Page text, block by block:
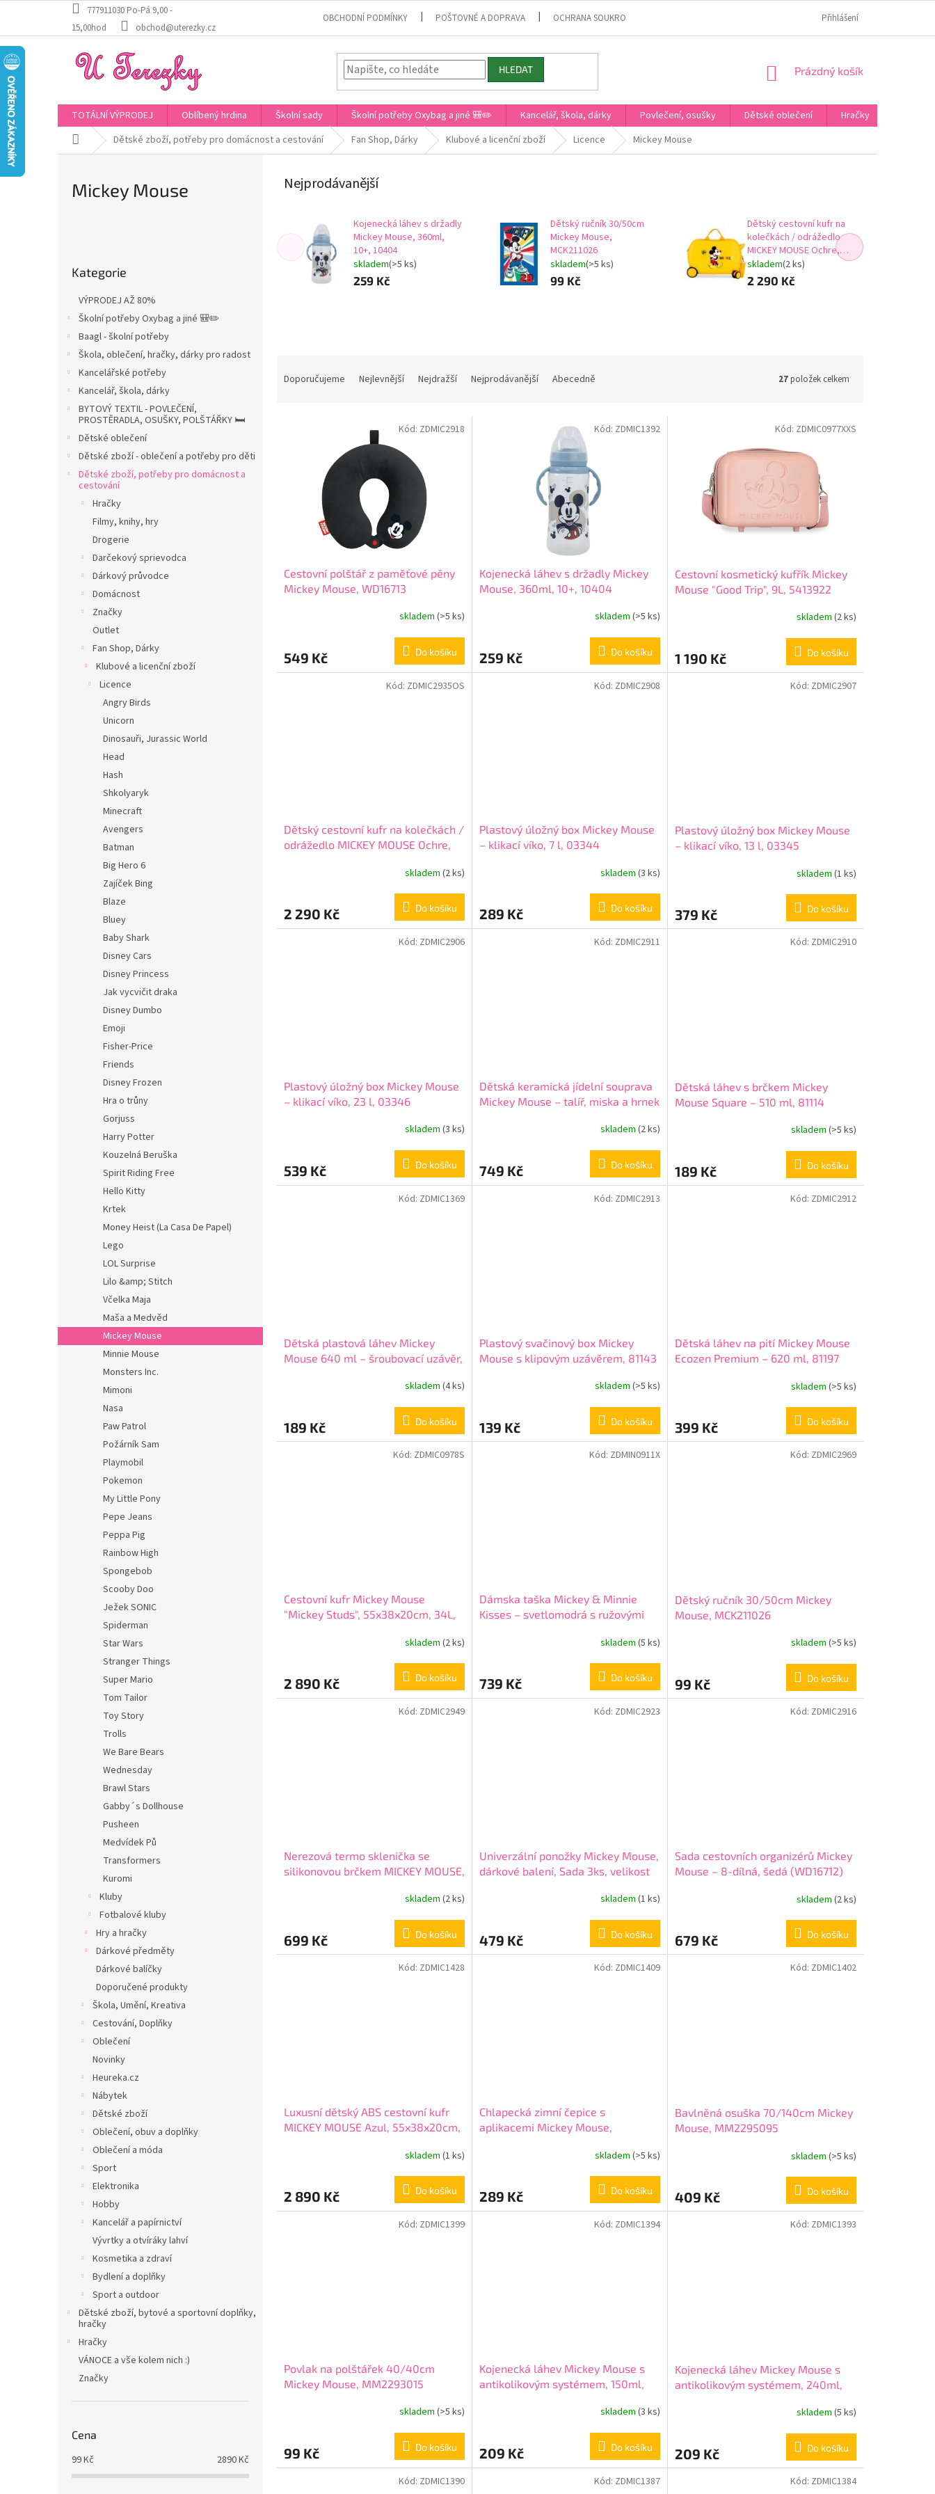
obsah
777911030 Po-Pá 9,00 -
15,00hod
obchod@uterezky.cz
OBCHODNÍ PODMÍNKY POŠTOVNÉ A DOPRAVA OCHRANA SOUKROMÍ HODNOCENÍ NA HEURÉCE
Přihlášení
HLEDAT
NÁKUPNÍ
Prázdný košík
TOTÁLNÍ VÝPRODEJ Oblíbený hrdina Školní sady Školní potřeby Oxybag a jiné 🎒✏️ Kancelář, škola, dárky Povlečení, osušky Dětské oblečení Hračky
Domů Dětské zboží, potřeby pro domácnost a cestování Fan Shop, Dárky Klubové a licenční zboží Licence Mickey Mouse
Mickey Mouse
kategorie
Kategorie
VÝPRODEJ AŽ 80%
Školní potřeby Oxybag a jiné 🎒✏️
Baagl - školní potřeby
Škola, oblečení, hračky, dárky pro radost
Kancelářské potřeby
Kancelář, škola, dárky
BYTOVÝ TEXTIL - POVLEČENÍ,
PROSTĚRADLA, OSUŠKY, POLŠTÁŘKY 🛏️
Dětské oblečení
Dětské zboží - oblečení a potřeby pro děti
Dětské zboží, potřeby pro domácnost a
cestování
Hračky
Filmy, knihy, hry
Drogerie
Darčekový sprievodca
Dárkový průvodce
Domácnost
Značky
Outlet
Fan Shop, Dárky
Klubové a licenční zboží
Licence
Angry Birds
Unicorn
Dinosauři, Jurassic World
Head
Hash
Shkolyaryk
Minecraft
Avengers
Batman
Big Hero 6
Zajíček Bing
Blaze
Bluey
Baby Shark
Disney Cars
Disney Princess
Jak vycvičit draka
Disney Dumbo
Emoji
Fisher-Price
Friends
Disney Frozen
Hra o trůny
Gorjuss
Harry Potter
Kouzelná Beruška
Spirit Riding Free
Hello Kitty
Krtek
Money Heist (La Casa De Papel)
Lego
LOL Surprise
Lilo &amp; Stitch
Včelka Maja
Maša a Medvěd
Mickey Mouse
Minnie Mouse
Monsters Inc.
Mimoni
Nasa
Paw Patrol
Požárník Sam
Playmobil
Pokemon
My Little Pony
Pepe Jeans
Peppa Pig
Rainbow High
Spongebob
Scooby Doo
Ježek SONIC
Spiderman
Star Wars
Stranger Things
Super Mario
Tom Tailor
Toy Story
Trolls
We Bare Bears
Wednesday
Brawl Stars
Gabby´s Dollhouse
Pusheen
Medvídek Pů
Transformers
Kuromi
Kluby
Fotbalové kluby
Hry a hračky
Dárkové předměty
Dárkové balíčky
Doporučené produkty
Škola, Umění, Kreativa
Cestování, Doplňky
Oblečení
Novinky
Heureka.cz
Nábytek
Dětské zboží
Oblečení, obuv a doplňky
Oblečení a móda
Sport
Elektronika
Hobby
Kancelář a papírnictví
Vývrtky a otvíráky lahví
Kosmetika a zdraví
Bydlení a doplňky
Sport a outdoor
Dětské zboží, bytové a sportovní doplňky,
hračky
Hračky
VÁNOCE a vše kolem nich :)
Značky
Cena
99Kč 2890Kč
Nejprodávanější
Kojenecká láhev s držadly
Mickey Mouse, 360ml,
10+, 10404
skladem(>5 ks)
259 Kč
Dětský ručník 30/50cm
Mickey Mouse,
MCK211026
skladem(>5 ks)
99 Kč
Dětský cestovní kufr na
kolečkách / odrážedlo
MICKEY MOUSE Ochre,
2921022
skladem(2 ks)
2 290 Kč
Doporučujeme Nejlevnější Nejdražší Nejprodávanější Abecedně 27položek celkem
Cestovní polštář z paměťové pěny
Mickey Mouse, WD16713
skladem (>5 ks)
549 Kč Do košíku
Kód: ZDMIC2918
Kojenecká láhev s držadly Mickey
Mouse, 360ml, 10+, 10404
skladem (>5 ks)
259 Kč Do košíku
Kód: ZDMIC1392
Cestovní kosmetický kufřík Mickey
Mouse "Good Trip", 9L, 5413922
skladem (2 ks)
1 190 Kč Do košíku
Kód: ZDMIC0977XXS
Dětský cestovní kufr na kolečkách /
odrážedlo MICKEY MOUSE Ochre,
skladem (2 ks)
2 290 Kč Do košíku
Kód: ZDMIC2935OS
Plastový úložný box Mickey Mouse
– klikací víko, 7 l, 03344
skladem (3 ks)
289 Kč Do košíku
Kód: ZDMIC2908
Plastový úložný box Mickey Mouse
– klikací víko, 13 l, 03345
skladem (1 ks)
379 Kč Do košíku
Kód: ZDMIC2907
Plastový úložný box Mickey Mouse
– klikací víko, 23 l, 03346
skladem (3 ks)
539 Kč Do košíku
Kód: ZDMIC2906
Dětská keramická jídelní souprava
Mickey Mouse – talíř, miska a hrnek
skladem (2 ks)
749 Kč Do košíku
Kód: ZDMIC2911
Dětská láhev s brčkem Mickey
Mouse Square – 510 ml, 81114
skladem (>5 ks)
189 Kč Do košíku
Kód: ZDMIC2910
Dětská plastová láhev Mickey
Mouse 640 ml – šroubovací uzávěr,
skladem (4 ks)
189 Kč Do košíku
Kód: ZDMIC1369
Plastový svačinový box Mickey
Mouse s klipovým uzávěrem, 81143
skladem (>5 ks)
139 Kč Do košíku
Kód: ZDMIC2913
Dětská láhev na pití Mickey Mouse
Ecozen Premium – 620 ml, 81197
skladem (>5 ks)
399 Kč Do košíku
Kód: ZDMIC2912
Cestovní kufr Mickey Mouse
"Mickey Studs", 55x38x20cm, 34L,
skladem (2 ks)
2 890 Kč Do košíku
Kód: ZDMIC0978S
Dámska taška Mickey & Minnie
Kisses – svetlomodrá s ružovými
skladem (5 ks)
739 Kč Do košíku
Kód: ZDMIN0911X
Dětský ručník 30/50cm Mickey
Mouse, MCK211026
skladem (>5 ks)
99 Kč Do košíku
Kód: ZDMIC2969
Nerezová termo sklenička se
silikonovou brčkem MICKEY MOUSE,
skladem (2 ks)
699 Kč Do košíku
Kód: ZDMIC2949
Univerzální ponožky Mickey Mouse,
dárkové balení, Sada 3ks, velikost
skladem (1 ks)
479 Kč Do košíku
Kód: ZDMIC2923
Sada cestovních organizérů Mickey
Mouse – 8-dílná, šedá (WD16712)
skladem (2 ks)
679 Kč Do košíku
Kód: ZDMIC2916
Luxusní dětský ABS cestovní kufr
MICKEY MOUSE Azul, 55x38x20cm,
skladem (1 ks)
2 890 Kč Do košíku
Kód: ZDMIC1428
Chlapecká zimní čepice s
aplikacemi Mickey Mouse,
skladem (>5 ks)
289 Kč Do košíku
Kód: ZDMIC1409
Bavlněná osuška 70/140cm Mickey
Mouse, MM2295095
skladem (>5 ks)
409 Kč Do košíku
Kód: ZDMIC1402
Povlak na polštářek 40/40cm
Mickey Mouse, MM2293015
skladem (>5 ks)
99 Kč Do košíku
Kód: ZDMIC1399
Kojenecká láhev Mickey Mouse s
antikolikovým systémem, 150ml,
skladem (3 ks)
209 Kč Do košíku
Kód: ZDMIC1394
Kojenecká láhev Mickey Mouse s
antikolikovým systémem, 240ml,
skladem (5 ks)
209 Kč Do košíku
Kód: ZDMIC1393
Kód: ZDMIC1390 Kód: ZDMIC1387 Kód: ZDMIC1384